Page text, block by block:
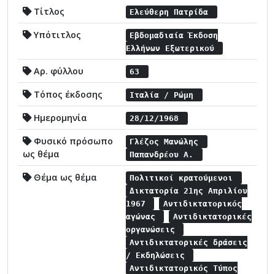
Τίτλος Ελεύθερη Πατρίδα
Υπότιτλος
Εβδομαδιαία Έκδοση
Ελλήνων Εξωτερικού
Αρ. φύλλου 63
Τόπος έκδοσης Ιταλία / Ρώμη
Ημερομηνία 28/12/1968
Φυσικό πρόσωπο
ως θέμα
Γλέζος Μανώλης
Παπανδρέου Α.
Θέμα ως θέμα
Πολιτικοί κρατούμενοι
Δικτατορία 21ης Απριλίου
1967
Αντιδικτατορικός
αγώνας
Αντιδικτατορικές
οργανώσεις
Αντιδικτατορικές δράσεις
/ Εκδηλώσεις
Αντιδικτατορικός Τύπος